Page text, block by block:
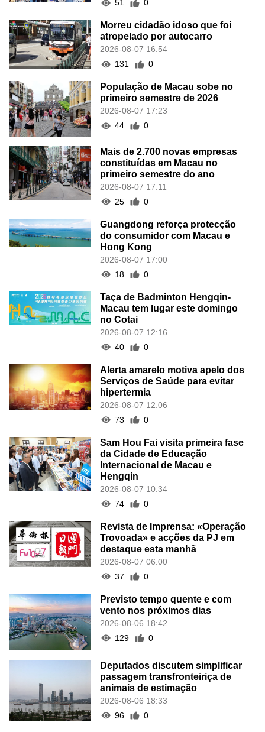
51 0
Morreu cidadão idoso que foi
atropelado por autocarro
2026-08-07 16:54
131
0
População de Macau sobe no
primeiro semestre de 2026
2026-08-07 17:23
44
0
Mais de 2.700 novas empresas
constituídas em Macau no
primeiro semestre do ano
2026-08-07 17:11
25
0
Guangdong reforça protecção
do consumidor com Macau e
Hong Kong
2026-08-07 17:00
18
0
Taça de Badminton Hengqin-
Macau tem lugar este domingo
no Cotai
2026-08-07 12:16
40
0
Alerta amarelo motiva apelo dos
Serviços de Saúde para evitar
hipertermia
2026-08-07 12:06
73
0
Sam Hou Fai visita primeira fase
da Cidade de Educação
Internacional de Macau e
Hengqin
2026-08-07 10:34
74
0
Revista de Imprensa: «Operação
Trovoada» e acções da PJ em
destaque esta manhã
2026-08-07 06:00
37
0
Previsto tempo quente e com
vento nos próximos dias
2026-08-06 18:42
129
0
Deputados discutem simplificar
passagem transfronteiriça de
animais de estimação
2026-08-06 18:33
96
0